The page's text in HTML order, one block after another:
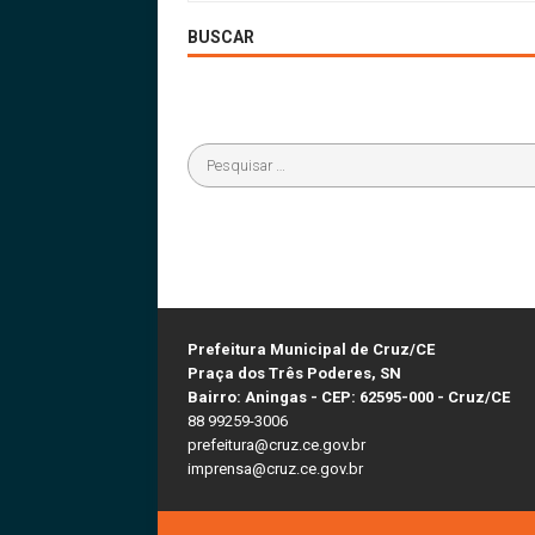
BUSCAR
Prefeitura Municipal de Cruz/CE
Praça dos Três Poderes, SN
Bairro: Aningas - CEP: 62595-000 - Cruz/CE
88 99259-3006
prefeitura@cruz.ce.gov.br
imprensa@cruz.ce.gov.br